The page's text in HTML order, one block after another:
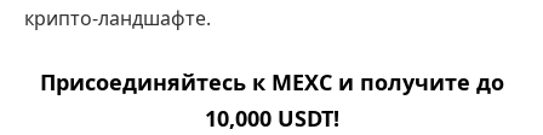
крипто-ландшафте.
Присоединяйтесь к MEXC и получите до
10,000 USDT!